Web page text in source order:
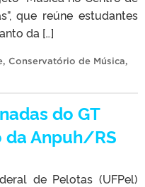
que reúne estudantes
da […]
, Conservatório de Música,
do GT
da Anpuh/RS
de Pelotas (UFPel)